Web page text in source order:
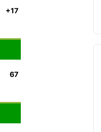
+32
+27
+1
+17
67